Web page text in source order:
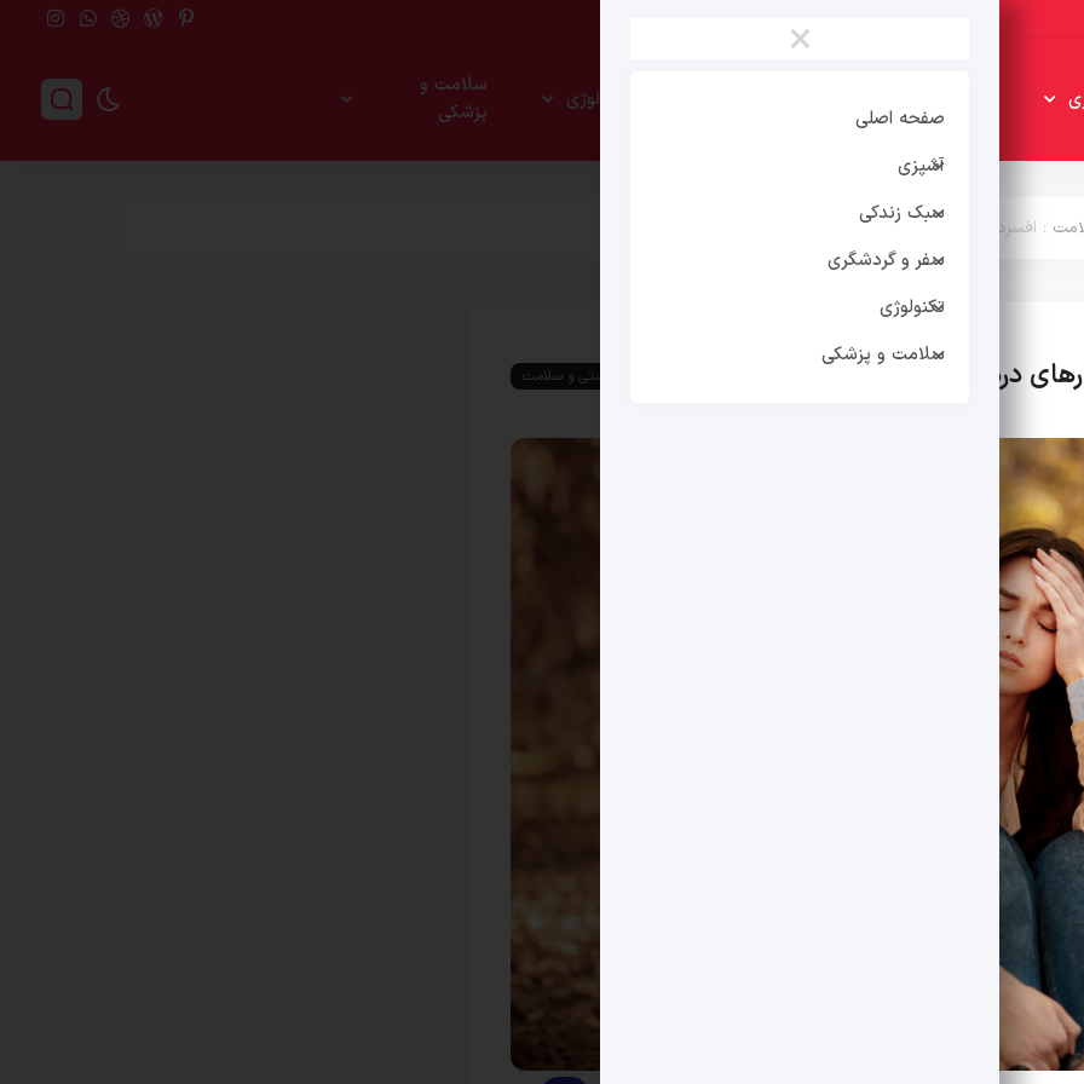
تکنولوژی
سلامت و
پزشکی
×
صفحه اصلی
آشپزی
سبک زندکی
سفر و گردشگری
تکنولوژی
سلامت و پزشکی
: افسردگی پاییزی: علل، علائم و راهکارهای درمان
درمان اخبار تندرستی و سلامت